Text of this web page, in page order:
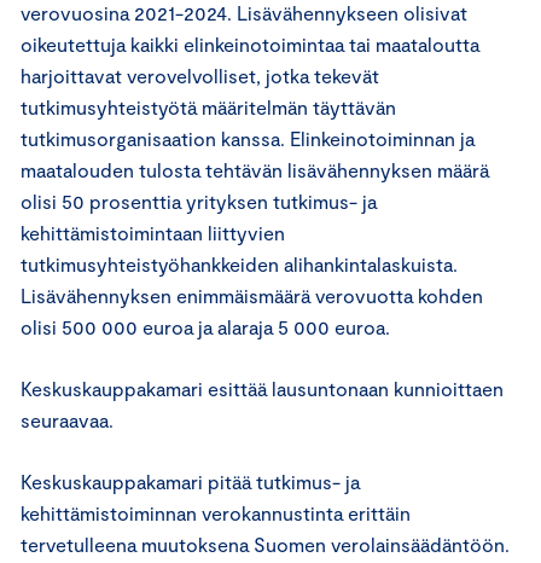
verovuosina 2021-2024. Lisävähennykseen olisivat
oikeutettuja kaikki elinkeinotoimintaa tai maataloutta
harjoittavat verovelvolliset, jotka tekevät
tutkimusyhteistyötä määritelmän täyttävän
tutkimusorganisaation kanssa. Elinkeinotoiminnan ja
maatalouden tulosta tehtävän lisävähennyksen määrä
olisi 50 prosenttia yrityksen tutkimus- ja
kehittämistoimintaan liittyvien
tutkimusyhteistyöhankkeiden alihankintalaskuista.
Lisävähennyksen enimmäismäärä verovuotta kohden
olisi 500 000 euroa ja alaraja 5 000 euroa.
Keskuskauppakamari esittää lausuntonaan kunnioittaen
seuraavaa.
Keskuskauppakamari pitää tutkimus- ja
kehittämistoiminnan verokannustinta erittäin
tervetulleena muutoksena Suomen verolainsäädäntöön.